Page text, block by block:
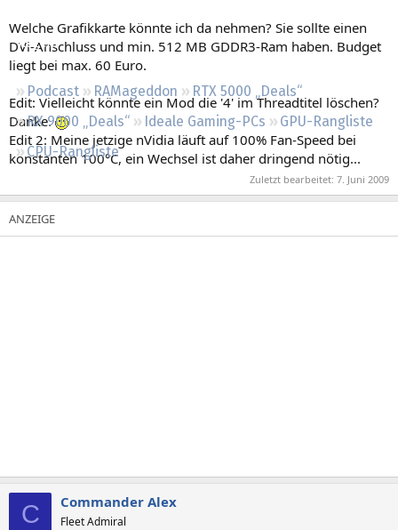
Regeln
Podcast RAMageddon
RTX 5000 „Deals“
RX 9000 „Deals“
Ideale Gaming-PCs
GPU-Rangliste
CPU-Rangliste
Welche Grafikkarte könnte ich da nehmen? Sie sollte einen
DVi-Anschluss und min. 512 MB GDDR3-Ram haben. Budget
liegt bei max. 60 Euro.
Edit: Vielleicht könnte ein Mod die '4' im Threadtitel löschen?
Danke.
Edit 2: Meine jetzige nVidia läuft auf 100% Fan-Speed bei
konstanten 100°C, ein Wechsel ist daher dringend nötig...
Zuletzt bearbeitet: 7. Juni 2009
C Commander Alex
Fleet Admiral